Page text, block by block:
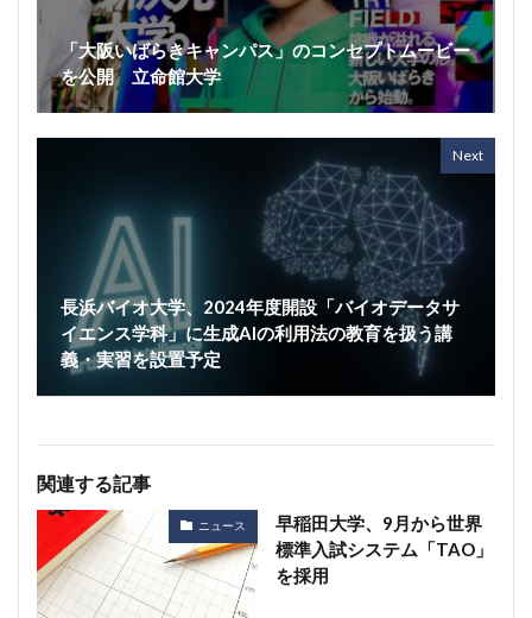
「大阪いばらきキャンパス」のコンセプトムービー
を公開 立命館大学
Next
長浜バイオ大学、2024年度開設「バイオデータサ
イエンス学科」に生成AIの利用法の教育を扱う講
義・実習を設置予定
関連する記事
ニュース
早稲田大学、9月から世界
標準入試システム「TAO」
を採用